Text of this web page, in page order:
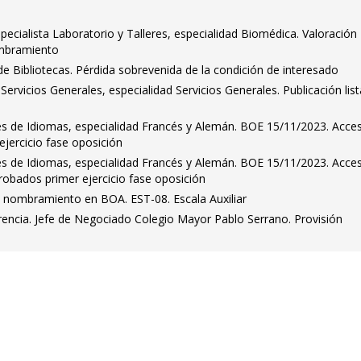
Laboratorio y Talleres, especialidad Biomédica. Valoración
Bibliotecas. Pérdida sobrevenida de la condición de interesado
Generales, especialidad Servicios Generales. Publicación
de Idiomas, especialidad Francés y Alemán. BOE 15/11/2023.
fase oposición
de Idiomas, especialidad Francés y Alemán. BOE 15/11/2023.
primer ejercicio fase oposición
en BOA. EST-08. Escala Auxiliar
Jefe de Negociado Colegio Mayor Pablo Serrano. Provisión